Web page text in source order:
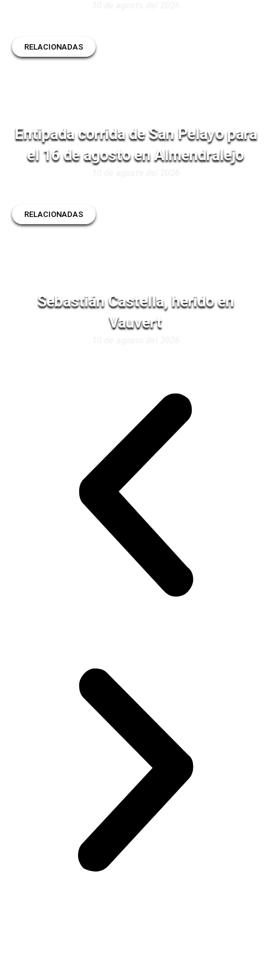
RELACIONADAS
Entipada corrida de San Pelayo para
el 16 de agosto en Almendralejo
RELACIONADAS
Sebastián Castella, herido en
Vauvert